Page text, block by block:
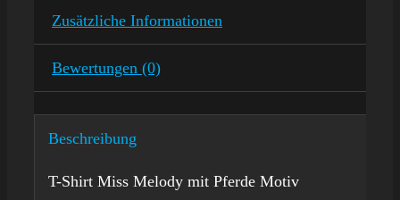
Zusätzliche Informationen
Bewertungen (0)
Beschreibung
T-Shirt Miss Melody mit Pferde Motiv